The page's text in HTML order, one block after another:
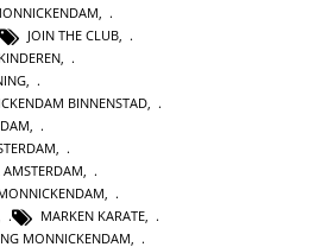
JOIN THE CLUB
BINNENSTAD
,
,
,
,
MARKEN KARATE,
MONNICKENDAM,